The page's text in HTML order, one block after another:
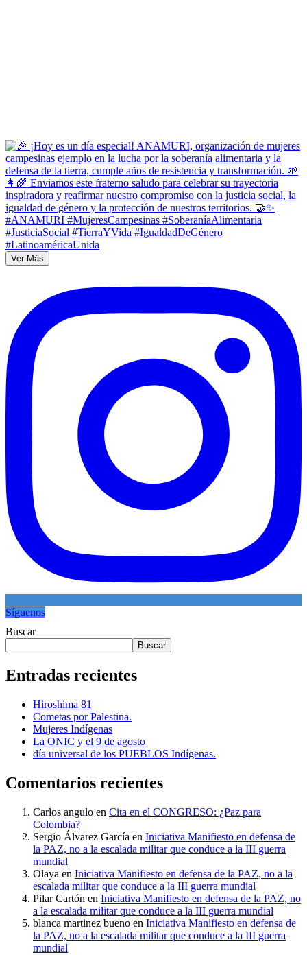
Ver Más
Síguenos
Buscar
Buscar
Entradas recientes
Hiroshima 81
Cometas por Palestina.
Mujeres Indígenas
La ONIC y el 9 de agosto
día universal de los PUEBLOS Indígenas.
Comentarios recientes
Carlos angulo en Cita en el CONGRESO: ¿Paz para
Colombia?
Sergio Álvarez García en Iniciativa Manifiesto en defensa de
la PAZ, no a la escalada militar que conduce a la III guerra
mundial
Olaya en Iniciativa Manifiesto en defensa de la PAZ, no a la
escalada militar que conduce a la III guerra mundial
Pilar Cartón en Iniciativa Manifiesto en defensa de la PAZ, no
a la escalada militar que conduce a la III guerra mundial
blanca martinez bueno en Iniciativa Manifiesto en defensa de
la PAZ, no a la escalada militar que conduce a la III guerra
mundial